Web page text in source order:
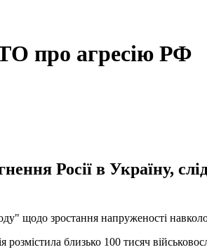
про агресію РФ
Росії в Україну,
щодо зростання напруженості
близько 100 тисяч